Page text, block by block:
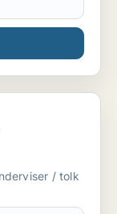
/ tolk /
/ tolk